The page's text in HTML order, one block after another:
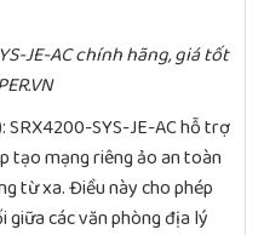
JE-AC chính hãng, giá tốt
SYS-JE-AC hỗ trợ
tạo mạng riêng ảo an toàn
từ xa. Điều này cho phép
các văn phòng địa lý